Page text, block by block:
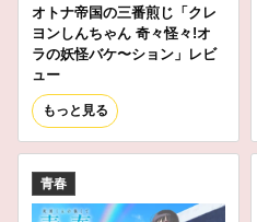
オトナ帝国の三番煎じ「クレ
ヨンしんちゃん 奇々怪々!オ
ラの妖怪バケ〜ション」レビ
ュー
もっと見る
青春